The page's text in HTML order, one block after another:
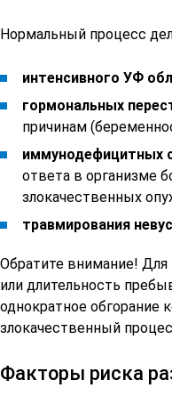
Нормальный процесс
интенсивного УФ
гормональных
причинам
иммунодефицитных
ответа в организме
злокачественных
травмирования
Обратите внимание!
или длительность
однократное обгорание
злокачественный
Факторы риска